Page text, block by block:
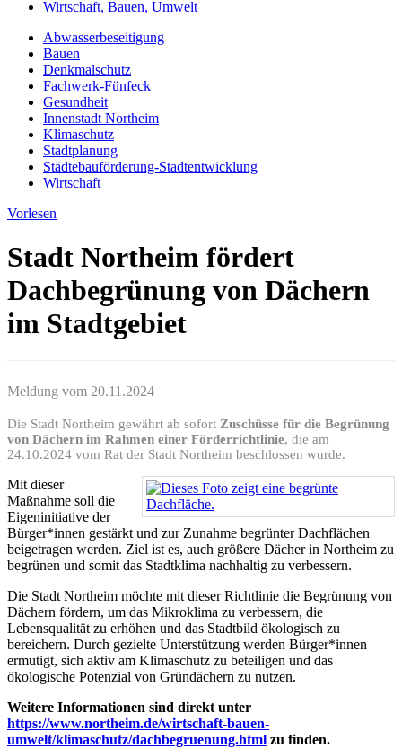
Wirtschaft, Bauen, Umwelt
Abwasserbeseitigung
Bauen
Denkmalschutz
Fachwerk-Fünfeck
Gesundheit
Innenstadt Northeim
Klimaschutz
Stadtplanung
Städtebauförderung-Stadtentwicklung
Wirtschaft
Vorlesen
Stadt Northeim fördert
Dachbegrünung von Dächern
im Stadtgebiet
Meldung vom 20.11.2024
Die Stadt Northeim gewährt ab sofort Zuschüsse für die Begrünung
von Dächern im Rahmen einer Förderrichtlinie, die am
24.10.2024 vom Rat der Stadt Northeim beschlossen wurde.
Mit dieser
Maßnahme soll die
Eigeninitiative der
Bürger*innen gestärkt und zur Zunahme begrünter Dachflächen
beigetragen werden. Ziel ist es, auch größere Dächer in Northeim zu
begrünen und somit das Stadtklima nachhaltig zu verbessern.
Die Stadt Northeim möchte mit dieser Richtlinie die Begrünung von
Dächern fördern, um das Mikroklima zu verbessern, die
Lebensqualität zu erhöhen und das Stadtbild ökologisch zu
bereichern. Durch gezielte Unterstützung werden Bürger*innen
ermutigt, sich aktiv am Klimaschutz zu beteiligen und das
ökologische Potenzial von Gründächern zu nutzen.
Weitere Informationen sind direkt unter
https://www.northeim.de/wirtschaft-bauen-
umwelt/klimaschutz/dachbegruenung.html zu finden.